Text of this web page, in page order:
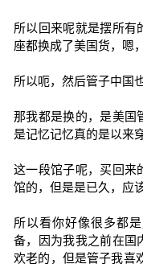
所以回来呢就是摆所有
座都换成了美国货，嗯
所以呃，然后管子中国
那我都是换的，是美国
是记忆记忆真的是以来
这一段馆子呢，买回来
馆的，但是是已久，应
所以看你好像很多都
备，因为我我之前在国
欢老的，但是管子我喜